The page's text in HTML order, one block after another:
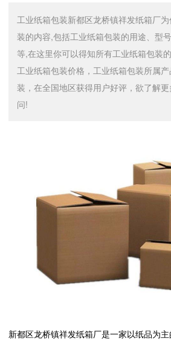
工业纸箱包装新都区龙桥镇祥发纸箱厂
装的内容,包括工业纸箱包装的用途、型
等,在这里你可以得知所有工业纸箱包装
工业纸箱包装价格，工业纸箱包装所属
装，在全国地区获得用户好评，欲了解
问!
新都区龙桥镇祥发纸箱厂是一家以纸品为